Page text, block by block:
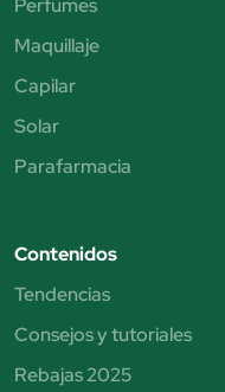
Perfumes
Maquillaje
Capilar
Solar
Parafarmacia
Contenidos
Tendencias
Consejos y tutoriales
Rebajas 2025